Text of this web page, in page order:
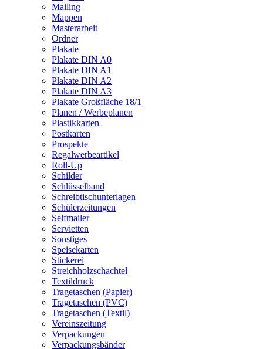
Mailing
Mappen
Masterarbeit
Ordner
Plakate
Plakate DIN A0
Plakate DIN A1
Plakate DIN A2
Plakate DIN A3
Plakate Großfläche 18/1
Planen / Werbeplanen
Plastikkarten
Postkarten
Prospekte
Regalwerbeartikel
Roll-Up
Schilder
Schlüsselband
Schreibtischunterlagen
Schülerzeitungen
Selfmailer
Servietten
Sonstiges
Speisekarten
Stickerei
Streichholzschachtel
Textildruck
Tragetaschen (Papier)
Tragetaschen (PVC)
Tragetaschen (Textil)
Vereinszeitung
Verpackungen
Verpackungsbänder